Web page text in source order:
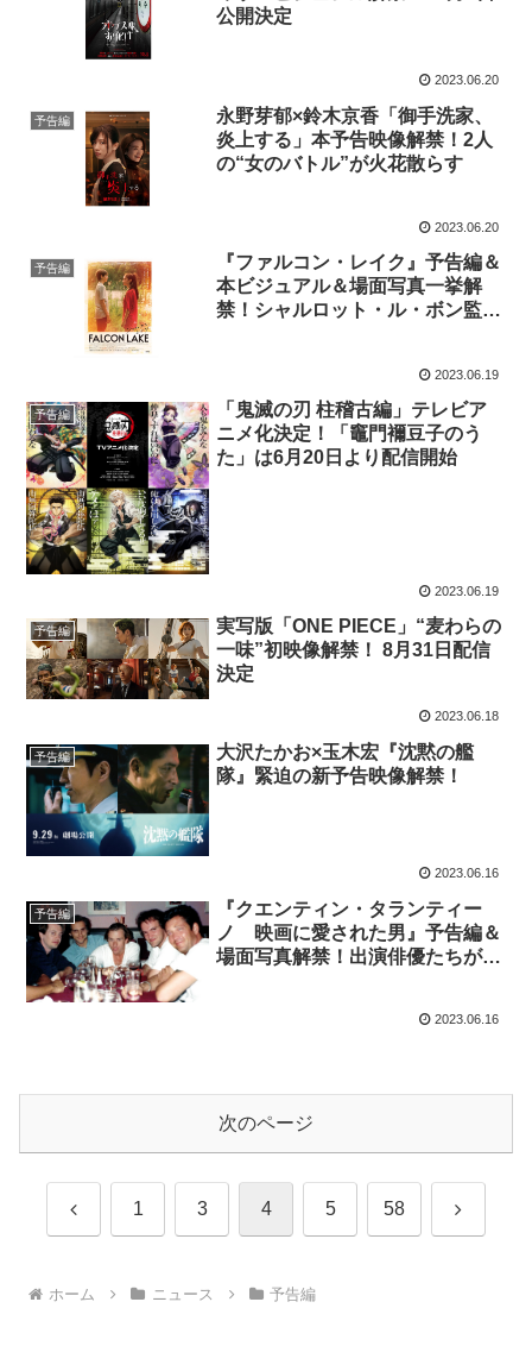
公開決定
2023.06.20
予告編
永野芽郁×鈴木京香「御手洗家、
炎上する」本予告映像​​解禁！2人
の“女のバトル”が火花散らす
2023.06.20
予告編
『ファルコン・レイク』予告編＆
本ビジュアル＆場面写真一挙解
禁！シャルロット・ル・ボン監督
2023.06.19
予告編
「鬼滅の刃 柱稽古編」テレビア
ニメ化決定！「竈門襧豆子のう
た」は6月20日より配信開始
2023.06.19
予告編
実写版「ONE PIECE」“麦わらの
一味”初映像解禁！ 8月31日配信
決定
2023.06.18
予告編
大沢たかお×玉木宏『沈黙の艦
隊』緊迫の新予告映像解禁！
2023.06.16
予告編
『クエンティン・タランティー
ノ 映画に愛された男』予告編＆
場面写真解禁！出演俳優たちがマ
2023.06.16
次のページ
前 1 3 4 5 58 次
ホーム ニュース 予告編